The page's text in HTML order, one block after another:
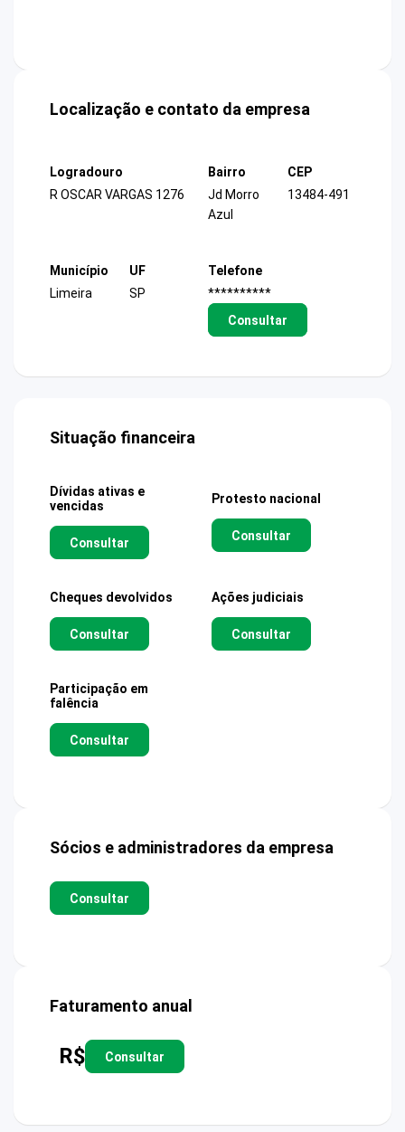
Localização e contato da empresa
Logradouro
R OSCAR VARGAS 1276
Bairro
Jd Morro
Azul
CEP
13484-491
Município
Limeira
UF
SP
Telefone
**********
Consultar
Situação financeira
Dívidas ativas e
vencidas
Consultar
Protesto nacional
Consultar
Cheques devolvidos
Consultar
Ações judiciais
Consultar
Participação em
falência
Consultar
Sócios e administradores da empresa
Consultar
Faturamento anual
R$ Consultar